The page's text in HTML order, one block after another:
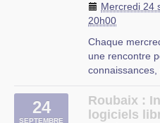
toujours autour
Durant cette
des réponses
posez au sujet
l’aide pour
Logiciels
ordinateur, afin
Mercredi 24
20h00
Chaque
une rencontre
soit à propos
des
24
SEPTEMBRE
Roubaix :
logiciels